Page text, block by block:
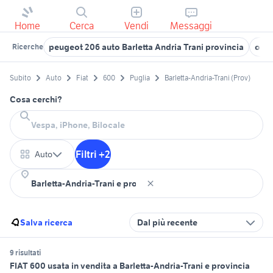
Home Cerca Vendi Messaggi
Ricerche peugeot 206 auto Barletta Andria Trani provincia
Subito Auto Fiat 600 Puglia Barletta-Andria-Trani (Prov)
Cosa cerchi?
Auto Filtri +2
Salva ricerca Dal più recente
9 risultati
FIAT 600 usata in vendita a Barletta-Andria-Trani e provincia